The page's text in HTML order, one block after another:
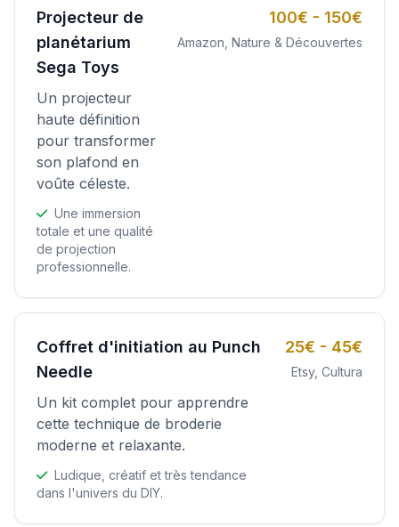
Projecteur de
planétarium
Sega Toys
Un projecteur
haute définition
pour transformer
son plafond en
voûte céleste.
Une immersion
totale et une qualité
de projection
professionnelle.
100€ - 150€
Amazon, Nature & Découvertes
Coffret d'initiation au Punch
Needle
Un kit complet pour apprendre
cette technique de broderie
moderne et relaxante.
Ludique, créatif et très tendance
dans l'univers du DIY.
25€ - 45€
Etsy, Cultura